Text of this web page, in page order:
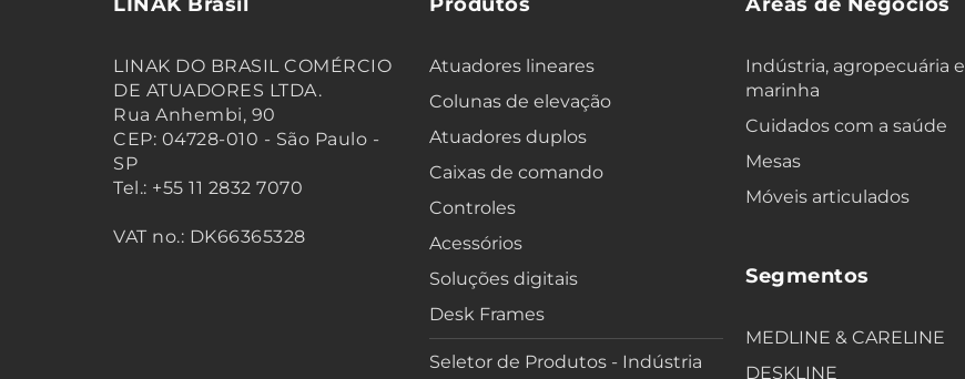
LINAK DO BRASIL COMÉRCIO
DE ATUADORES LTDA.
Rua Anhembi, 90
CEP: 04728-010 - São Paulo -
SP
Tel.: +55 11 2832 7070
VAT no.: DK66365328
Atuadores lineares
Colunas de elevação
Atuadores duplos
Caixas de comando
Controles
Acessórios
Soluções digitais
Desk Frames
Seletor de Produtos - Indústria
Indústria, agropecuária e
marinha
Cuidados com a saúde
Mesas
Móveis articulados
Segmentos
MEDLINE & CARELINE
DESKLINE